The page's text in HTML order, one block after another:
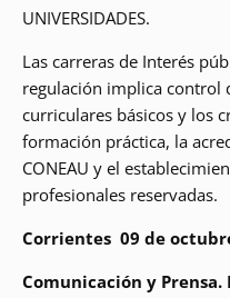
UNIVERSIDADES.
Las carreras de Interés
regulación implica control
curriculares básicos y los
formación práctica, la
CONEAU y el
profesionales reservadas.
Corrientes 09 de
Comunicación y